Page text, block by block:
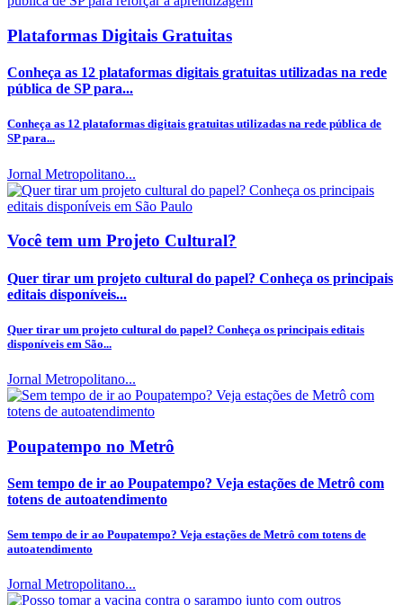
Plataformas Digitais Gratuitas
Conheça as 12 plataformas digitais gratuitas utilizadas na rede
pública de SP para...
Conheça as 12 plataformas digitais gratuitas utilizadas na rede pública de
SP para...
Jornal Metropolitano...
Você tem um Projeto Cultural?
Quer tirar um projeto cultural do papel? Conheça os principais
editais disponíveis...
Quer tirar um projeto cultural do papel? Conheça os principais editais
disponíveis em São...
Jornal Metropolitano...
Poupatempo no Metrô
Sem tempo de ir ao Poupatempo? Veja estações de Metrô com
totens de autoatendimento
Sem tempo de ir ao Poupatempo? Veja estações de Metrô com totens de
autoatendimento
Jornal Metropolitano...